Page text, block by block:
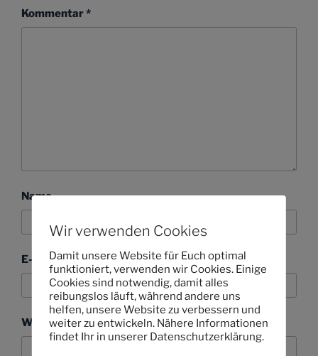
Kommentar*
Name
E-Mail-Adresse
Website
Wir verwenden Cookies
Damit unsere Website für Euch optimal
funktioniert, verwenden wir Cookies. Einige
Cookies sind notwendig, damit alles
reibungslos läuft, während andere uns
helfen, unsere Website zu verbessern und
weiter zu entwickeln. Nähere Informationen
findet Ihr in unserer Datenschutzerklärung.